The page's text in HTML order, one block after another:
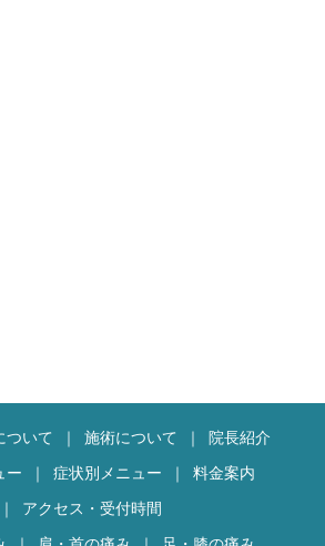
ついて 施術について
院長紹介
ー
症状別メニュー
料金案内
アクセス・受付時間